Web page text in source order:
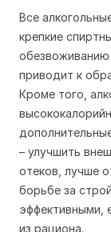
Все
крепкие
обезвоживанию
приводит к
Кроме того,
– улучшить
отеков, лучше
борьбе за
эффективными,
из рациона.